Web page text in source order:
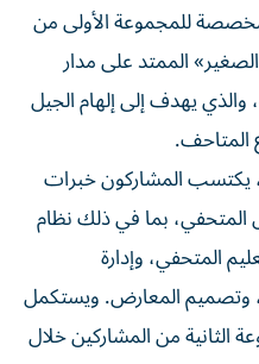
للمجموعة الأولى من
الممتد على مدار
يهدف إلى إلهام الجيل
يكتسب المشاركون خبرات
بما في ذلك نظام
المتحفي، وإدارة
وتصميم المعارض. ويستكمل
الثانية من المشاركين خلال